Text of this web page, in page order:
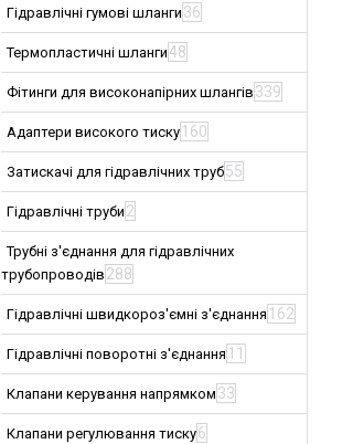
Гідравлічні гумові шланги 36
Термопластичні шланги48
Фітинги для високонапірних шлангів 339
Адаптери високого тиску 160
Затискачі для гідравлічних труб55
Гідравлічні труби 2
Трубні з'єднання для гідравлічних
трубопроводів 288
Гідравлічні швидкороз'ємні з'єднання 162
Гідравлічні поворотні з'єднання 11
Клапани керування напрямком 33
Клапани регулювання тиску6